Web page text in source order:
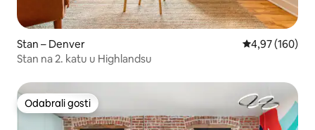
Stan – Denver Prosječna
4,97 (160)
Stan na 2. katu u Highlandsu
Odabrali gosti
Odabrali gosti